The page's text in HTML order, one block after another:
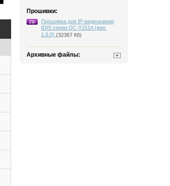
Прошивки:
Прошивка для IP-видеокамер
IDIS серии DC-Y1514 (вер.
1.6.0) (32367 Кб)
Архивные файлы: